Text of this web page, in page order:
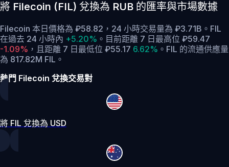
將 Filecoin (FIL) 兌換為 RUB 的匯率與市場數據
Filecoin 本日價格為 ₽58.82，24 小時交易量為 ₽3.71B。FIL
在過去 24 小時內 +5.20% 。 目前距離 7 日最高位 ₽59.47
-1.09% ， 且距離 7 日最低位 ₽55.17 6.62% 。 FIL 的流通供應量
為 817.82M FIL。
熱門 Filecoin 兌換交易對
將 FIL 兌換為 USD